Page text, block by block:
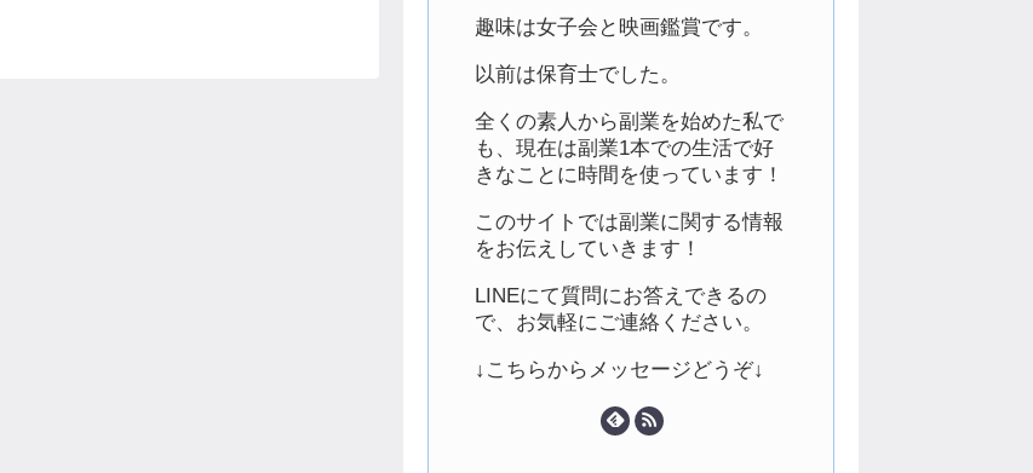
趣味は女子会と映画鑑賞です。
以前は保育士でした。
全くの素人から副業を始めた私で
も、現在は副業1本での生活で好
きなことに時間を使っています！
このサイトでは副業に関する情報
をお伝えしていきます！
LINEにて質問にお答えできるの
で、お気軽にご連絡ください。
↓こちらからメッセージどうぞ↓